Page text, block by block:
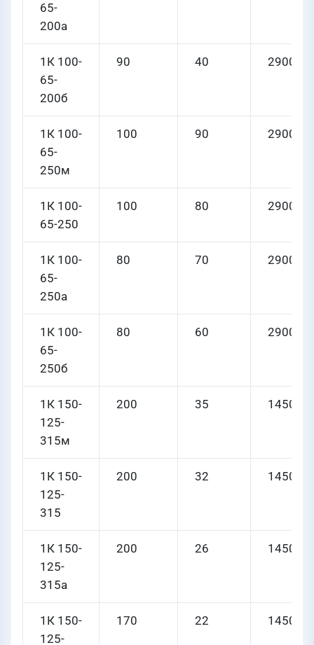
65-
200а
1К 100-
65-
200б
90 40 2900
1К 100-
65-
250м
100 90 2900
1К 100-
65-250
100 80 2900
1К 100-
65-
250а
80 70 2900
1К 100-
65-
250б
80 60 2900
1К 150-
125-
315м
200 35 1450
1К 150-
125-
315
200 32 1450
1К 150-
125-
315а
200 26 1450
1К 150-
125-
170 22 1450